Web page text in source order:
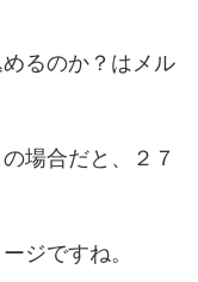
るのか？はメル
場合だと、２７
ジですね。